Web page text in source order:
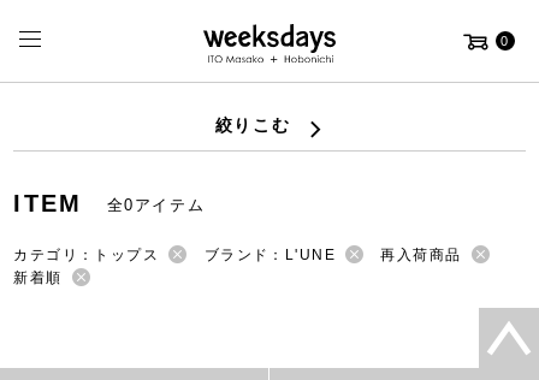
0
絞りこむ
ITEM 全0アイテム
カテゴリ：トップス ブランド：L'UNE
再入荷商品
新着順